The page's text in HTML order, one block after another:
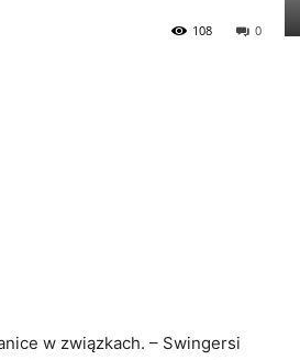
0
108
w związkach. – Swingersi